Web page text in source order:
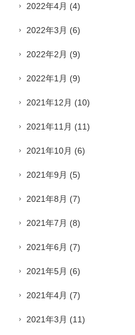
2022年4月 (4)
2022年3月 (6)
2022年2月 (9)
2022年1月 (9)
2021年12月 (10)
2021年11月 (11)
2021年10月 (6)
2021年9月 (5)
2021年8月 (7)
2021年7月 (8)
2021年6月 (7)
2021年5月 (6)
2021年4月 (7)
2021年3月 (11)